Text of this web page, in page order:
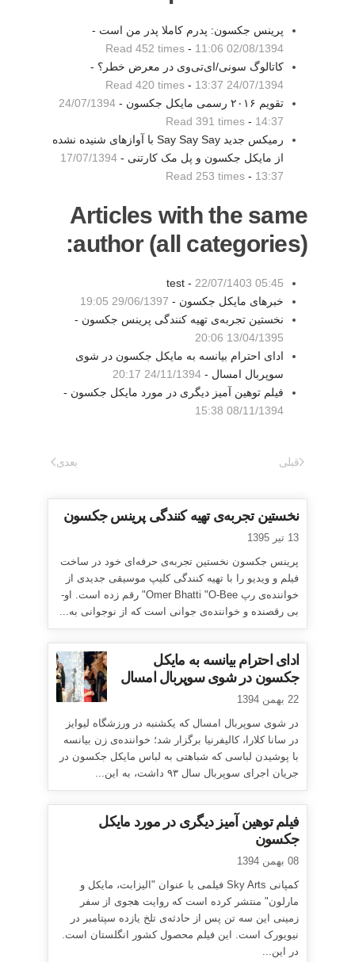
پرینس جکسون: پدرم کاملا پدر من است -
02/08/1394 11:06
-
Read 452 times
کاتالوگ سونی/ای‌تی‌وی در معرض خطر؟ -
24/07/1394 13:37
-
Read 420 times
تقویم ۲۰۱۶ رسمی مایکل جکسون -
24/07/1394
14:37
-
Read 391 times
رمیکس جدید Say Say Say با آوازهای شنیده نشده
از مایکل جکسون و پل مک کارتنی - 17/07/1394
13:37
-
Read 253 times
Articles with the same
author (all categories):
test - 22/07/1403 05:45
خبرهای مایکل جکسون - 29/06/1397 19:05
نخستین تجربه‌ی تهیه کنندگی پرینس جکسون -
13/04/1395 20:06
ادای احترام بیانسه به مایکل جکسون در شوی
سوپربال امسال - 24/11/1394 20:17
فیلم توهین آمیز دیگری در مورد مایکل جکسون -
08/11/1394 15:38
قبلی بعدی
نخستین تجربه‌ی تهیه کنندگی پرینس جکسون
13 تیر 1395
پرینس جکسون نخستین تجربه‌ی حرفه‌ای خود در ساخت
فیلم و ویدیو را با تهیه کنندگی کلیپ موسیقی جدیدی از
خواننده‌ی رپ Omer Bhatti "O-Bee" رقم زده است. او-
بی رقصنده و خواننده‌ی جوانی است که از نوجوانی به...
ادای احترام بیانسه به مایکل
جکسون در شوی سوپربال امسال
22 بهمن 1394
در شوی سوپربال امسال که یکشنبه در ورزشگاه لیوایز
در سانا کلارا، کالیفرنیا برگزار شد؛ خواننده‌ی زن بیانسه
با پوشیدن لباسی که شباهتی به لباس مایکل جکسون در
جریان اجرای سوپربال سال ۹۳ داشت، به این...
فیلم توهین آمیز دیگری در مورد مایکل
جکسون
08 بهمن 1394
کمپانی Sky Arts فیلمی با عنوان "الیزابت، مایکل و
مارلون" منتشر کرده است که روایت هجوی از سفر
زمینی این سه تن پس از حادثه‌ی تلخ یازده سپتامبر در
نیویورک است. این فیلم محصول کشور انگلستان است.
در این...